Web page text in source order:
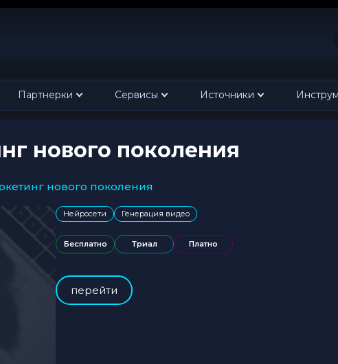
Партнерки Сервисы Источники
нового поколения
нового поколения
Нейросети Генерация видео
Бесплатно Триал Платно
перейти